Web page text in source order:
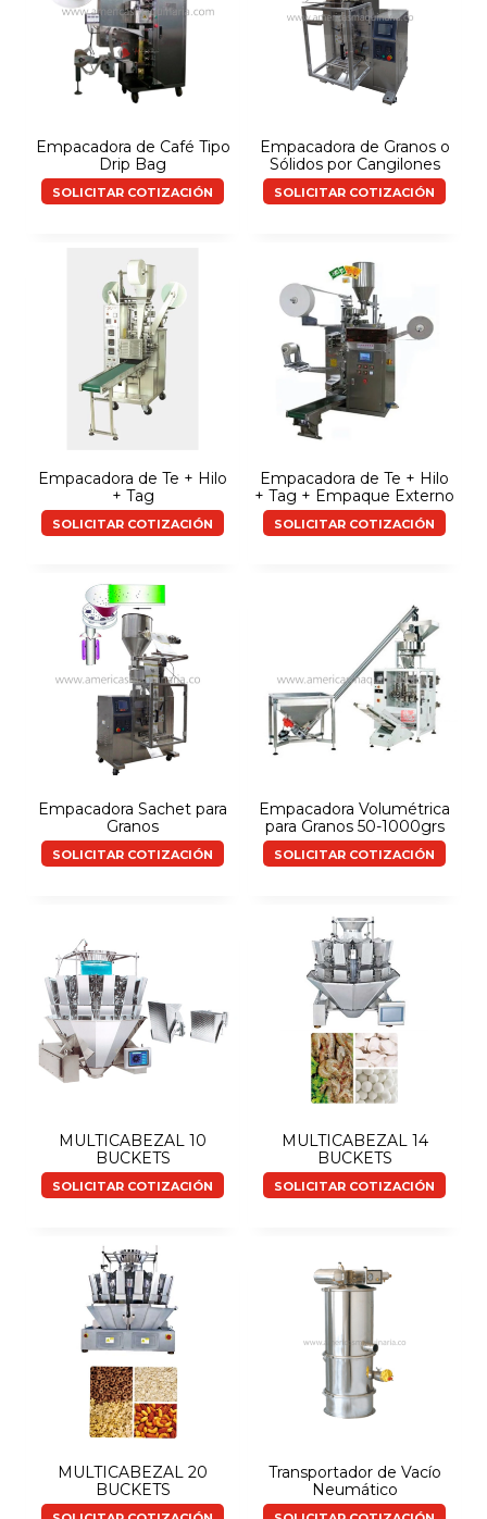
Empacadora de Café Tipo
Drip Bag
SOLICITAR COTIZACIÓN
Empacadora de Granos o
Sólidos por Cangilones
SOLICITAR COTIZACIÓN
Empacadora de Te + Hilo
+ Tag
SOLICITAR COTIZACIÓN
Empacadora de Te + Hilo
+ Tag + Empaque Externo
SOLICITAR COTIZACIÓN
Empacadora Sachet para
Granos
SOLICITAR COTIZACIÓN
Empacadora Volumétrica
para Granos 50-1000grs
SOLICITAR COTIZACIÓN
MULTICABEZAL 10
BUCKETS
SOLICITAR COTIZACIÓN
MULTICABEZAL 14
BUCKETS
SOLICITAR COTIZACIÓN
MULTICABEZAL 20
BUCKETS
Transportador de Vacío
Neumático